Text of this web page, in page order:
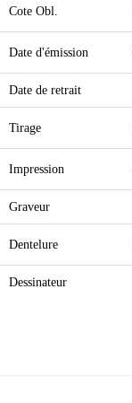
Cote Obl.
Date d'émission
Date de retrait
Tirage
Impression
Graveur
Dentelure
Dessinateur